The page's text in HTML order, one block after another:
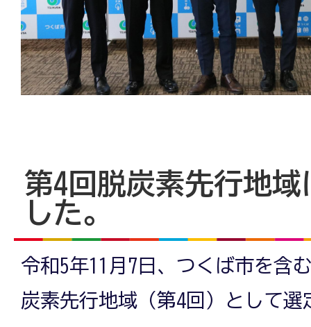
第4回脱炭素先行地
した。
令和5年11月7日、つくば市を含
炭素先行地域（第4回）として選